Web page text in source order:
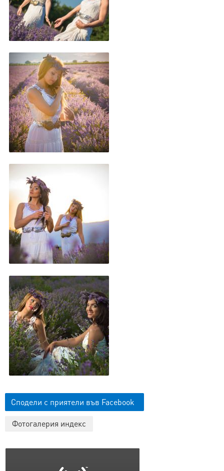
Сподели с приятели във Facebook
Фотогалерия индекс